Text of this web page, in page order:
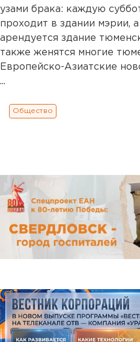
узами брака: каждую
проходит в здании мэрии,
арендуется здание
также женятся многие
Европейско-Азиатские
...
Общество